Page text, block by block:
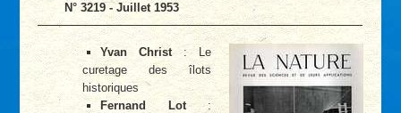
N° 3219 - Juillet 1953
Yvan Christ: Le
curetage des îlots
historiques
Fernand Lot: